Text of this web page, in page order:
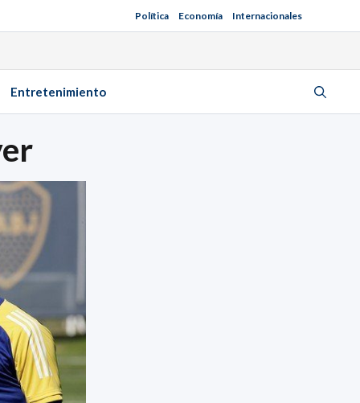
Política Economía Internacionales
Entretenimiento